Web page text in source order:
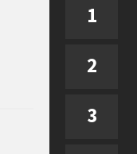
1
2
3